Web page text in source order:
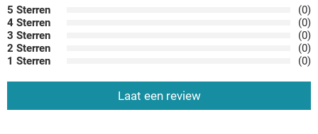
5 Sterren
(0)
4 Sterren
(0)
3 Sterren
(0)
2 Sterren
(0)
1 Sterren
(0)
Laat een review